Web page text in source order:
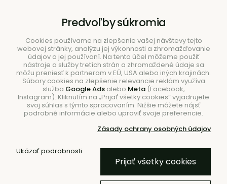
Hľadať
Úvod Svietidlá
Predvoľby súkromia
Cookies používame na zlepšenie vašej návštevy tejto
webovej stránky, analýzu jej výkonnosti a zhromažďovanie
údajov o jej používaní. Na tento účel môžeme použiť
nástroje a služby tretích strán a zhromaždené údaje sa
môžu preniesť k partnerom v EÚ, USA alebo iných krajinách.
Súbory cookies na zlepšenie relevancie reklám využíva
služba Google Adsalebo Meta(Facebook,
Instagram). Kliknutím na „Prijať všetky cookies“ vyjadrujete
svoj súhlas s týmto spracovaním. Nižšie môžete nájsť
podrobné informácie alebo upraviť svoje preferencie.
Zásady ochrany osobných údajov
Ukázať podrobnosti
Prijať všetky cookies